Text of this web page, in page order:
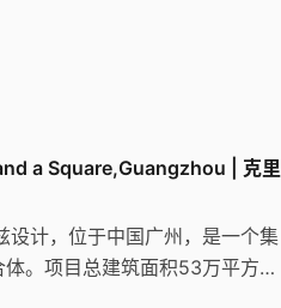
a Square,Guangzhou | 克里
设计，位于中国广州，是一个集
。项目总建筑面积53万平方